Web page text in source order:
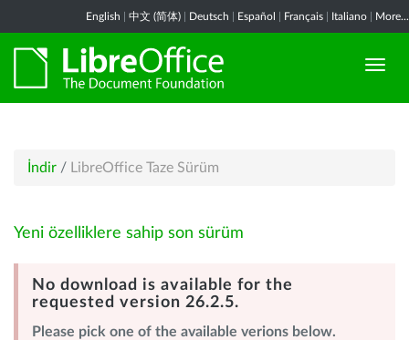
English 中文 (简体) Deutsch Español Français Italiano More...
İndir / LibreOffice Taze Sürüm
Yeni özelliklere sahip son sürüm
No download is available for the
requested version 26.2.5.
Please pick one of the available verions below.